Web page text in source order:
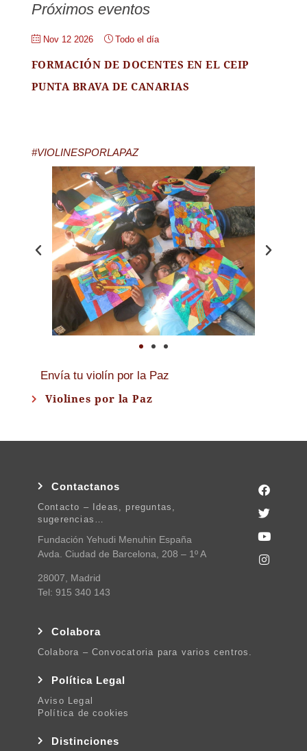
Próximos eventos
Nov 12 2026 Todo el día
FORMACIÓN DE DOCENTES EN EL CEIP
PUNTA BRAVA DE CANARIAS
#VIOLINESPORLAPAZ
Envía tu violín por la Paz
Violines por la Paz
Contactanos
Contacto – Ideas, preguntas,
sugerencias…
Fundación Yehudi Menuhin España
Avda. Ciudad de Barcelona, 208 – 1º A
28007, Madrid
Tel: 915 340 143
Colabora
Colabora – Convocatoria para varios centros.
Política Legal
Aviso Legal
Política de cookies
Distinciones